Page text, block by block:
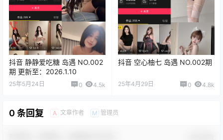
抖音 静静爱吃糖 岛遇 NO.002
期 更新至：2026.1.10
25年5月24日 0 4.5k
抖音 空心柚七 岛遇 NO.002期
25年4月29日 0 4.8k
0 条回复 A 文章作者 M 管理员